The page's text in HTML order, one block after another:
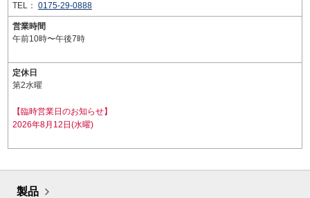
TEL： 0175-29-0888
営業時間
午前10時〜午後7時
定休日
第2水曜
【臨時営業日のお知らせ】
2026年8月12日(水曜)
製品